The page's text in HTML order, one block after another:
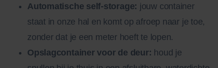
Automatische self-storage: jouw container
staat in onze hal en komt op afroep naar je toe,
zonder dat je een meter hoeft te lopen.
Opslagcontainer voor de deur: houd je